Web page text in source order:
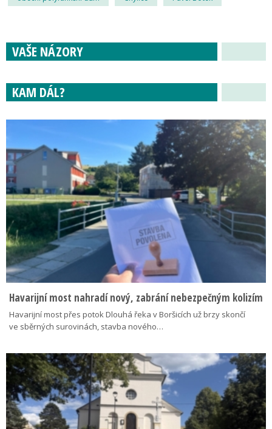
VAŠE NÁZORY
KAM DÁL?
Havarijní most nahradí nový, zabrání nebezpečným kolizím
Havarijní most přes potok Dlouhá řeka v Boršicích už brzy skončí
ve sběrných surovinách, stavba nového…